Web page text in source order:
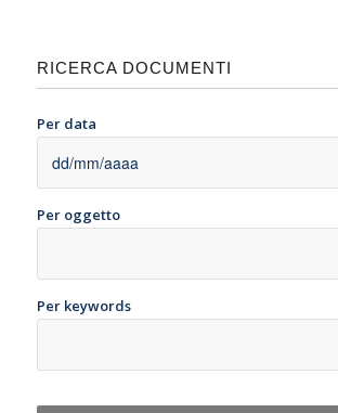
RICERCA DOCUMENTI
Per data
Per oggetto
Per keywords